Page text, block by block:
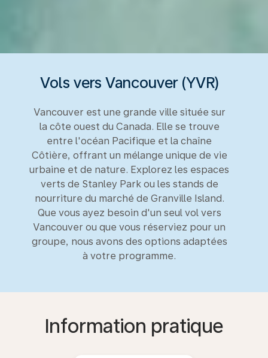
Vols vers Vancouver (YVR)
Vancouver est une grande ville située sur
la côte ouest du Canada. Elle se trouve
entre l'océan Pacifique et la chaîne
Côtière, offrant un mélange unique de vie
urbaine et de nature. Explorez les espaces
verts de Stanley Park ou les stands de
nourriture du marché de Granville Island.
Que vous ayez besoin d'un seul vol vers
Vancouver ou que vous réserviez pour un
groupe, nous avons des options adaptées
à votre programme.
Information pratique